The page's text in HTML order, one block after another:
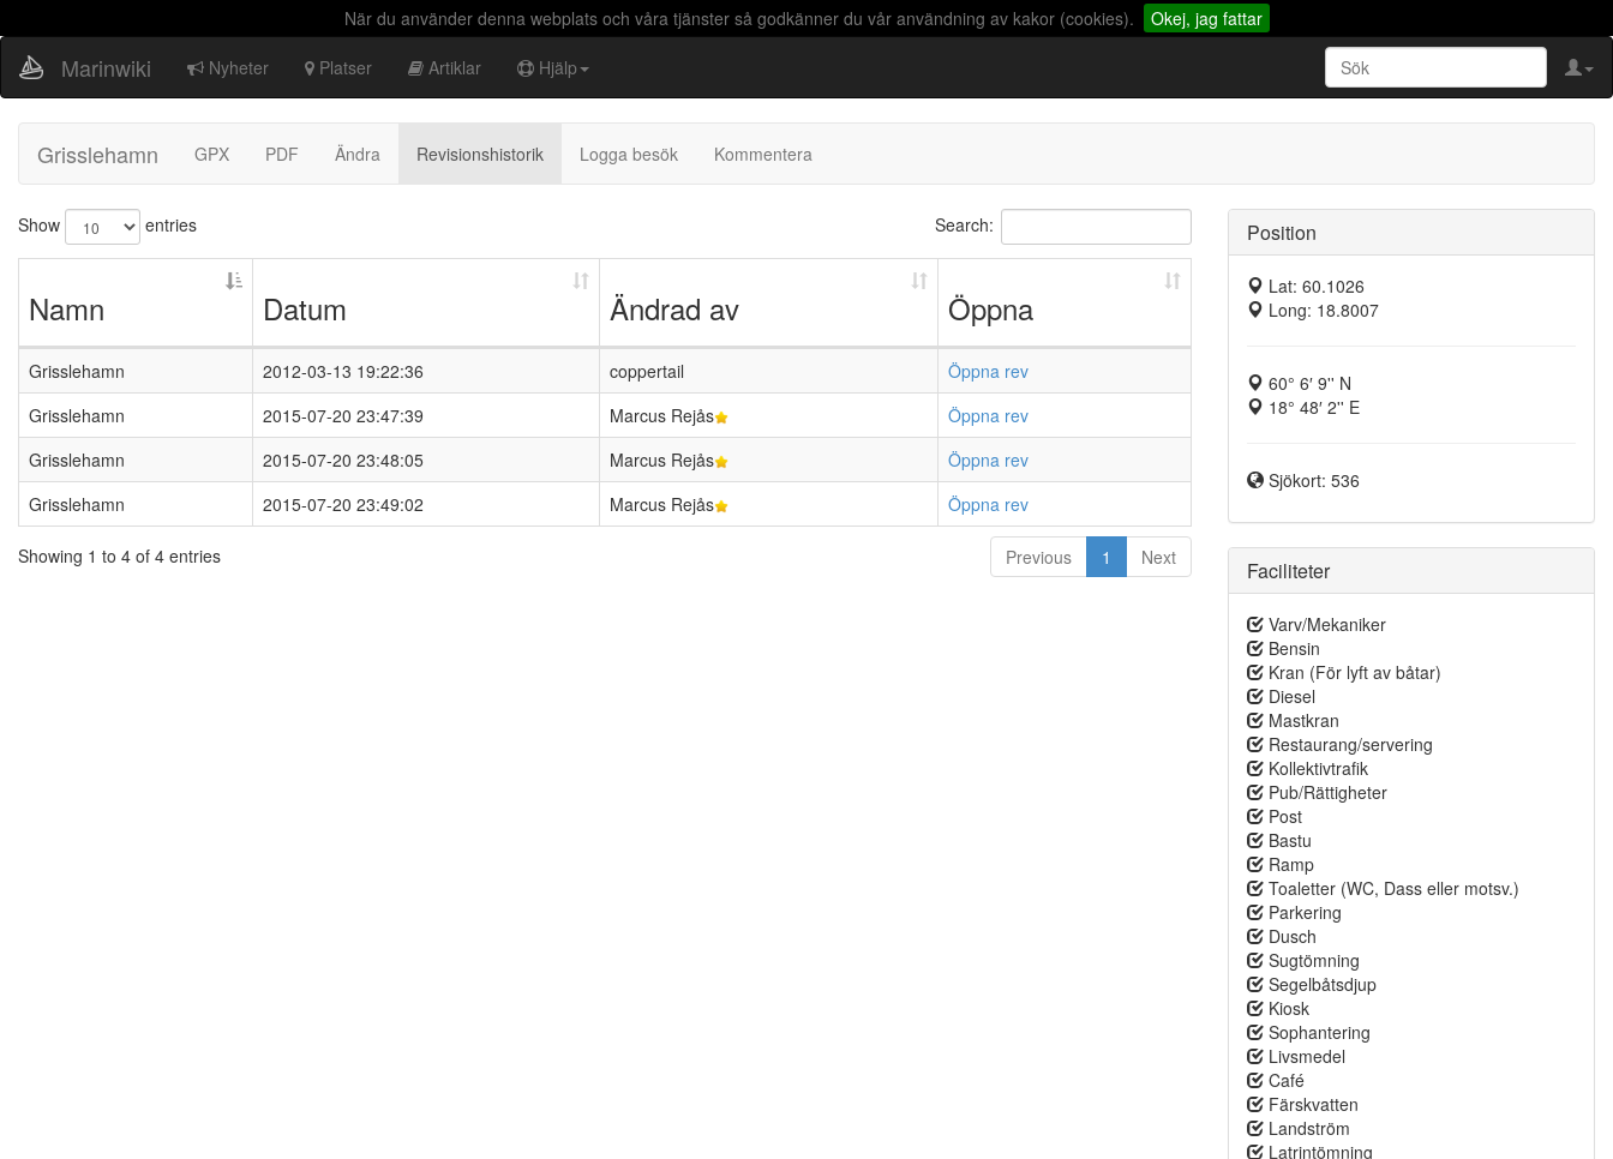
När du använder denna webplats och våra tjänster så godkänner du vår användning av kakor (cookies). Okej, jag fattar
Marinwiki Nyheter Platser Artiklar Hjälp
Grisslehamn GPX PDF Ändra Revisionshistorik Logga besök Kommentera
Show entries Search:
Namn Datum Ändrad av Öppna
Grisslehamn 2012-03-13 19:22:36 coppertail
Öppna rev
Grisslehamn
2015-07-20 23:47:39 Marcus Rejås
Öppna rev
Grisslehamn
2015-07-20 23:48:05 Marcus Rejås
Öppna rev
Grisslehamn
2015-07-20 23:49:02 Marcus Rejås Öppna rev
Showing 1 to 4 of 4 entries Previous 1 Next
Position
Lat: 60.1026
Long: 18.8007
60° 6′ 9'' N
18° 48′ 2'' E
Sjökort: 536
Faciliteter
Varv/Mekaniker
Bensin
Kran (För lyft av båtar)
Diesel
Mastkran
Restaurang/servering
Kollektivtrafik
Pub/Rättigheter
Post
Bastu
Ramp
Toaletter (WC, Dass eller motsv.)
Parkering
Dusch
Sugtömning
Segelbåtsdjup
Kiosk
Sophantering
Livsmedel
Café
Färskvatten
Landström
Latrintömning